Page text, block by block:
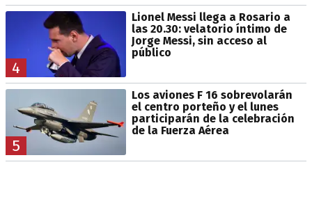
4
Lionel Messi llega a Rosario a
las 20.30: velatorio íntimo de
Jorge Messi, sin acceso al
público
5
Los aviones F 16 sobrevolarán
el centro porteño y el lunes
participarán de la celebración
de la Fuerza Aérea